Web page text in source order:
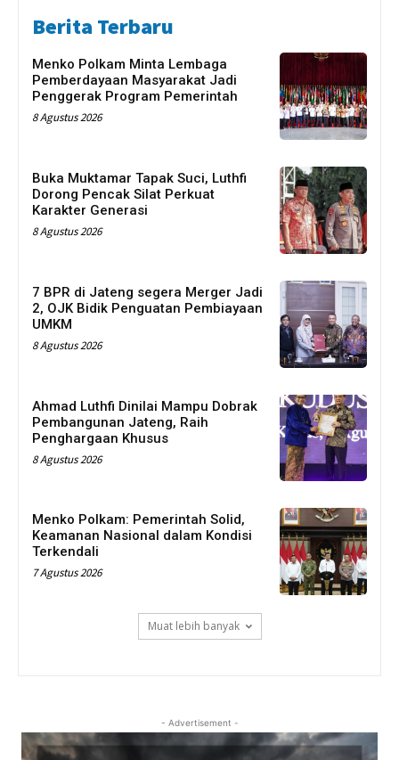
Berita Terbaru
Menko Polkam Minta Lembaga
Pemberdayaan Masyarakat Jadi
Penggerak Program Pemerintah
8 Agustus 2026
Buka Muktamar Tapak Suci, Luthfi
Dorong Pencak Silat Perkuat
Karakter Generasi
8 Agustus 2026
7 BPR di Jateng segera Merger Jadi
2, OJK Bidik Penguatan Pembiayaan
UMKM
8 Agustus 2026
Ahmad Luthfi Dinilai Mampu Dobrak
Pembangunan Jateng, Raih
Penghargaan Khusus
8 Agustus 2026
Menko Polkam: Pemerintah Solid,
Keamanan Nasional dalam Kondisi
Terkendali
7 Agustus 2026
Muat lebih banyak
- Advertisement -